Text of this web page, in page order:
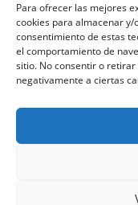
Para ofrecer las mejores
cookies para almacenar y/
consentimiento de estas
el comportamiento de
sitio. No consentir o
negativamente a ciertas
Grup
Copyright © 2026